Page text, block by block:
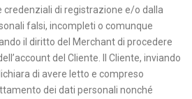
credenziali di registrazione e/o dalla
falsi, incompleti o comunque
il diritto del Merchant di procedere
del Cliente. Il Cliente, inviando
di avere letto e compreso
dei dati personali nonché